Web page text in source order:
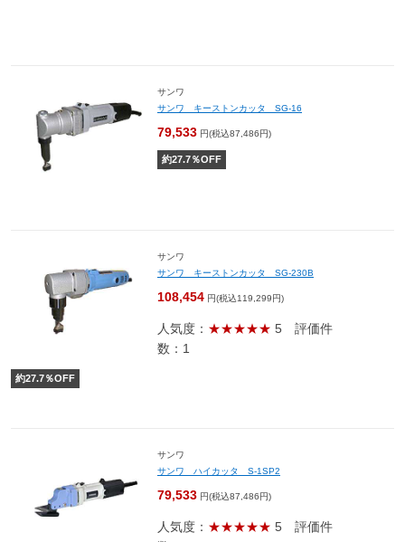
サンワ
サンワ キーストンカッタ SG-16
79,533 円(税込87,486円)
約27.7％OFF
サンワ
サンワ キーストンカッタ SG-230B
108,454 円(税込119,299円)
人気度： ★★★★★ 5 評価件
数：1
約27.7％OFF
サンワ
サンワ ハイカッタ S-1SP2
79,533 円(税込87,486円)
人気度： ★★★★★ 5 評価件